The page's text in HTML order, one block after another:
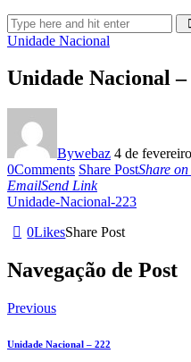
Unidade Nacional
Unidade Nacional –
Bywebaz 4 de
0Comments Share PostShare
EmailSend Link
Unidade-Nacional-223
0LikesShare Post
Navegação de Post
Previous
Unidade Nacional – 222